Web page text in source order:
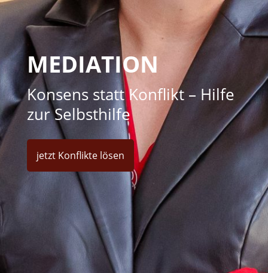
MEDIATION
Konsens statt Konflikt – Hilfe
zur Selbsthilfe
jetzt Konflikte lösen